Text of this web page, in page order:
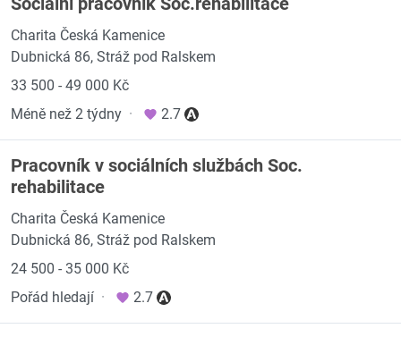
Charita Česká Kamenice
Dubnická 86, Stráž pod Ralskem
33 500 - 49 000 Kč
Méně než 2 týdny · 2.7
Pracovník v sociálních službách Soc.
rehabilitace
Charita Česká Kamenice
Dubnická 86, Stráž pod Ralskem
24 500 - 35 000 Kč
Pořád hledají · 2.7